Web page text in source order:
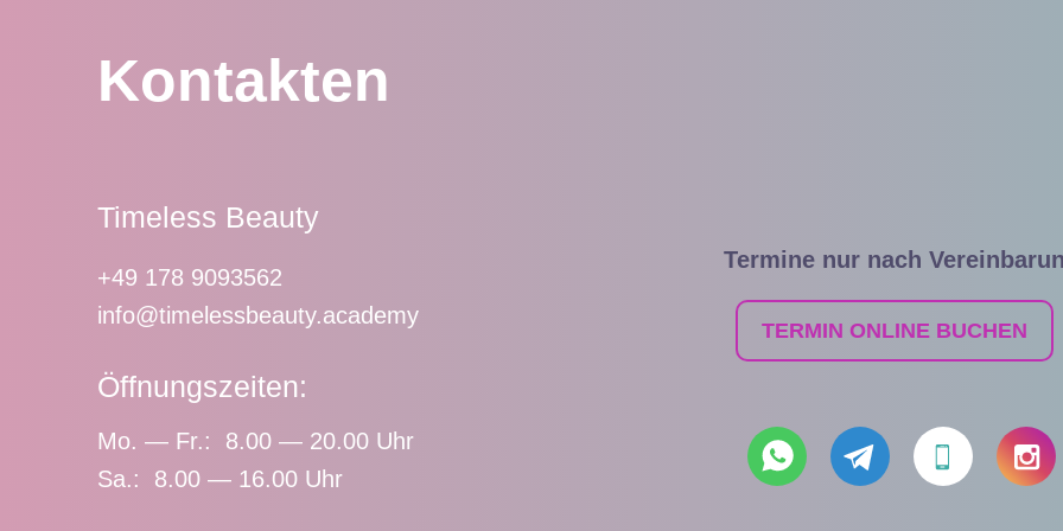
Kontakten
Timeless Beauty
+49 178 9093562
info@timelessbeauty.academy
Öffnungszeiten:
Mo. — Fr.: 8.00 — 20.00 Uhr
Sa.: 8.00 — 16.00 Uhr
Termine nur nach
TERMIN ONLINE BUCHEN